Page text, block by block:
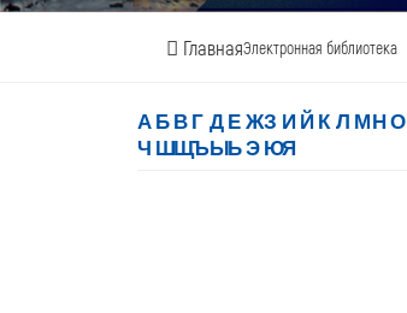
ГлавнаяЭлектронная библиотека
АБВГ ДЕЖЗ И Й К Л МНО
Ч ШЩЪЫЬЭЮЯ